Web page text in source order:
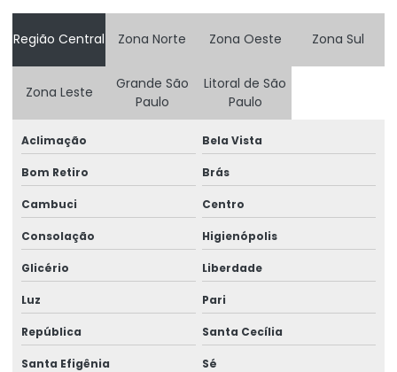
Forno giratório elétrico
Forno giratório para pizza
Forno giratório vertical
Forno industrial para biscoito de polvilho
Forno industrial para bolachas
Forno industrial para pão
Forno industrial para pão de forma
Forno industrial para pão francês
Forno industrial para pão francês preço
Região Central Zona Norte Zona Oeste Zona Sul
Zona Leste
Grande São
Paulo
Litoral de São
Paulo
Aclimação Bela Vista
Bom Retiro Brás
Cambuci Centro
Consolação Higienópolis
Glicério Liberdade
Luz Pari
República Santa Cecília
Santa Efigênia Sé